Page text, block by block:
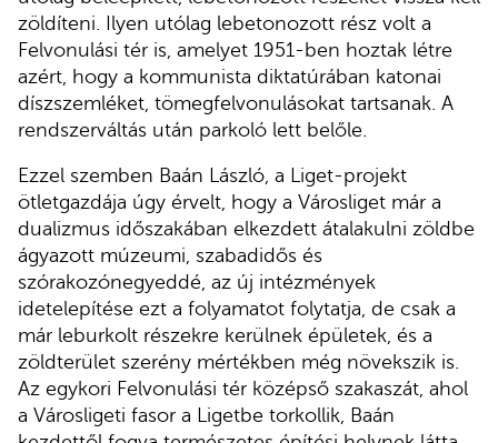
zöldíteni. Ilyen utólag lebetonozott rész volt a
Felvonulási tér is, amelyet 1951-ben hoztak létre
azért, hogy a kommunista diktatúrában katonai
díszszemléket, tömegfelvonulásokat tartsanak. A
rendszerváltás után parkoló lett belőle.
Ezzel szemben Baán László, a Liget-projekt
ötletgazdája úgy érvelt, hogy a Városliget már a
dualizmus időszakában elkezdett átalakulni zöldbe
ágyazott múzeumi, szabadidős és
szórakozónegyeddé, az új intézmények
idetelepítése ezt a folyamatot folytatja, de csak a
már leburkolt részekre kerülnek épületek, és a
zöldterület szerény mértékben még növekszik is.
Az egykori Felvonulási tér középső szakaszát, ahol
a Városligeti fasor a Ligetbe torkollik, Baán